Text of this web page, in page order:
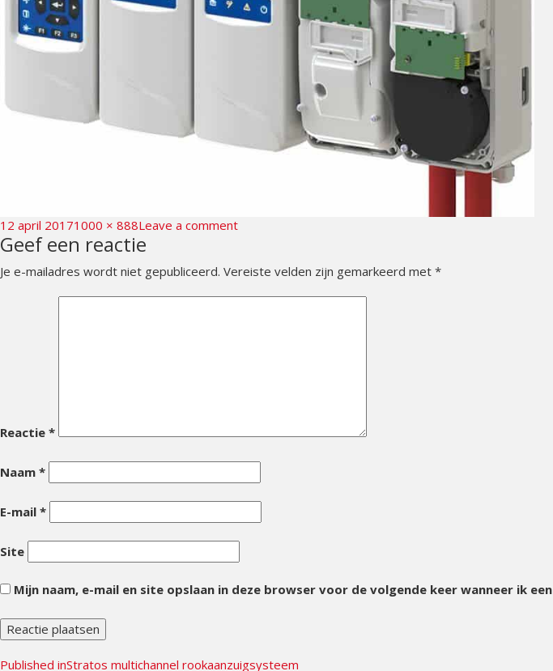
Posted
on
12 april 2017Full
size
1000 × 888Leave a commenton
Geef een reactie
Je e-mailadres wordt niet gepubliceerd. Vereiste velden zijn gemarkeerd met *
Reactie *
Naam *
E-mail *
Site
Mijn naam, e-mail en site opslaan in deze browser voor de volgende keer wanneer ik
Published inStratos multichannel rookaanzuigsysteem